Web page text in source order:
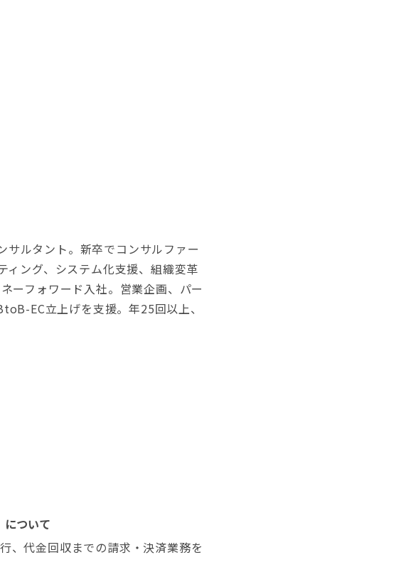
サルタント。新卒でコンサルファー
ング、システム化支援、組織変革
ーフォワード入社。営業企画、パー
EC立上げを支援。年25回以上、
について
、代金回収までの請求・決済業務を